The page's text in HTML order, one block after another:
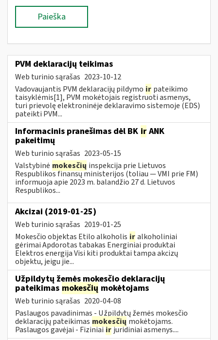
Paieška
PVM deklaracijų teikimas
Web turinio sąrašas 2023-10-12
Vadovaujantis PVM deklaracijų pildymo ir pateikimo
taisyklėmis[1], PVM mokėtojais registruoti asmenys,
turi prievolę elektroninėje deklaravimo sistemoje (EDS)
pateikti PVM...
Informacinis pranešimas dėl BK ir ANK
pakeitimų
Web turinio sąrašas 2023-05-15
Valstybinė mokesčių inspekcija prie Lietuvos
Respublikos finansų ministerijos (toliau — VMI prie FM)
informuoja apie 2023 m. balandžio 27 d. Lietuvos
Respublikos...
Akcizai (2019-01-25)
Web turinio sąrašas 2019-01-25
Mokesčio objektas Etilo alkoholis iralkoholiniai
gėrimai Apdorotas tabakas Energiniai produktai
Elektros energija Visi kiti produktai tampa akcizų
objektu, jeigu jie...
Užpildytų žemės mokesčio deklaracijų
pateikimas mokesčių mokėtojams
Web turinio sąrašas 2020-04-08
Paslaugos pavadinimas - Užpildytų žemės mokesčio
deklaracijų pateikimas mokesčių mokėtojams.
Paslaugos gavėjai - Fiziniaiirjuridiniai asmenys....